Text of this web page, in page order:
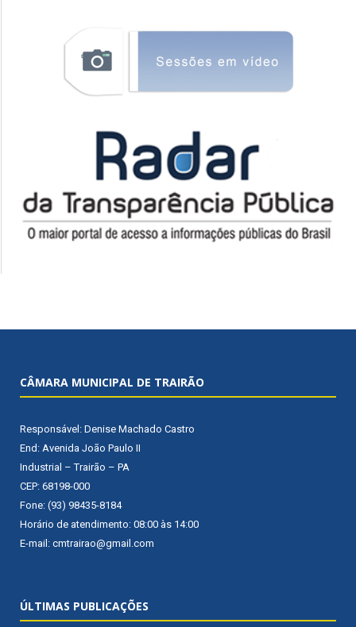
CÂMARA MUNICIPAL DE TRAIRÃO
Responsável: Denise Machado Castro
End: Avenida João Paulo II
Industrial – Trairão – PA
CEP: 68198-000
Fone: (93) 98435-8184
Horário de atendimento: 08:00 às 14:00
E-mail: cmtrairao@gmail.com
ÚLTIMAS PUBLICAÇÕES